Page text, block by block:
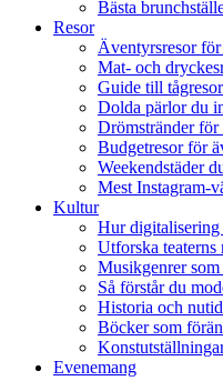
Bästa
Resor
Äventyrsresor för
Mat- och
Guide till
Dolda pärlor du
Drömstränder för
Budgetresor för
Weekendstäder
Mest Instagram-
Kultur
Hur digitalisering
Utforska teaterns
Musikgenrer
Så förstår du
Historia och
Böcker som
Evenemang